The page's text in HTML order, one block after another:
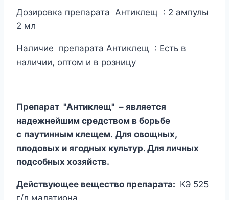
Дозировка препарата Антиклещ : 2 ампулы
2 мл
Наличие препарата Антиклещ : Есть в
наличии, оптом и в розницу
Препарат "Антиклещ" – является
надежнейшим средством в борьбе
с паутинным клещем. Для овощных,
плодовых и ягодных культур. Для личных
подсобных хозяйств.
Действующее вещество препарата: КЭ 525
г/л малатиона.